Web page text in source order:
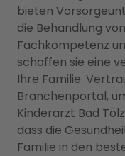
bieten
die Behandlung
Fachkompetenz
schaffen sie eine
Ihre Familie.
Branchenportal,
Kinderarzt Bad Tölz
dass die
Familie in den